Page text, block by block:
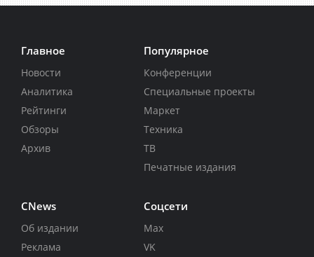
Главное
Новости
Аналитика
Рейтинги
Обзоры
Архив
Популярное
Конференции
Специальные проекты
Маркет
Техника
ТВ
Печатные издания
CNews
Об издании
Реклама
Соцсети
Max
VK